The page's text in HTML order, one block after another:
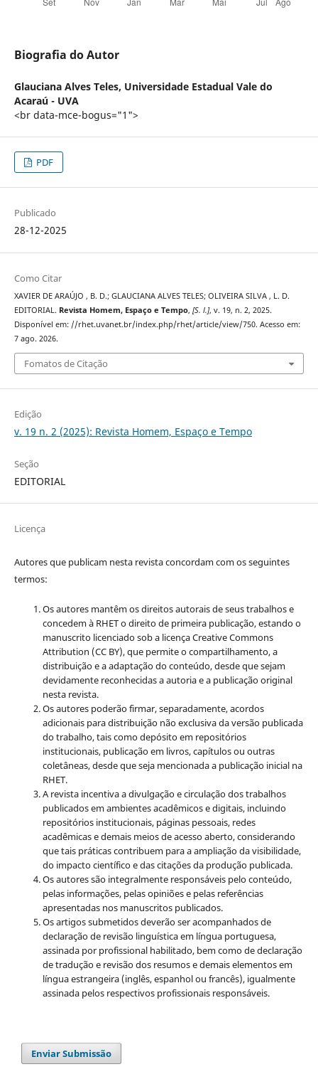
Biografia do Autor
Glauciana Alves Teles, Universidade Estadual Vale do
Acaraú - UVA
<br data-mce-bogus="1">
PDF
Publicado
28-12-2025
Como Citar
XAVIER DE ARAÚJO , B. D.; GLAUCIANA ALVES TELES; OLIVEIRA SILVA , L. D.
EDITORIAL. Revista Homem, Espaço e Tempo, [S. l.], v. 19, n. 2, 2025.
Disponível em: //rhet.uvanet.br/index.php/rhet/article/view/750. Acesso em:
7 ago. 2026.
Fomatos de Citação
Edição
v. 19 n. 2 (2025): Revista Homem, Espaço e Tempo
Seção
EDITORIAL
Licença
Autores que publicam nesta revista concordam com os seguintes
termos:
Os autores mantêm os direitos autorais de seus trabalhos e
concedem à RHET o direito de primeira publicação, estando o
manuscrito licenciado sob a licençaCreative Commons
Attribution (CC BY), que permite o compartilhamento, a
distribuição e a adaptação do conteúdo, desde que sejam
devidamente reconhecidas a autoria e a publicação original
nesta revista.
Os autores poderão firmar, separadamente, acordos
adicionais para distribuição não exclusiva da versão publicada
do trabalho, tais como depósito em repositórios
institucionais, publicação em livros, capítulos ou outras
coletâneas, desde que seja mencionada a publicação inicial na
RHET.
A revista incentiva a divulgação e circulação dos trabalhos
publicados em ambientes acadêmicos e digitais, incluindo
repositórios institucionais, páginas pessoais, redes
acadêmicas e demais meios de acesso aberto, considerando
que tais práticas contribuem para a ampliação da visibilidade,
do impacto científico e das citações da produção publicada.
Os autores são integralmente responsáveis pelo conteúdo,
pelas informações, pelas opiniões e pelas referências
apresentadas nos manuscritos publicados.
Os artigos submetidos deverão ser acompanhados de
declaração de revisão linguística em língua portuguesa,
assinada por profissional habilitado, bem como de declaração
de tradução e revisão dos resumos e demais elementos em
língua estrangeira (inglês, espanhol ou francês), igualmente
assinada pelos respectivos profissionais responsáveis.
Enviar Submissão